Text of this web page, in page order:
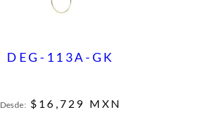
DEG-113A-GK
Desde: $ 16,729 MXN